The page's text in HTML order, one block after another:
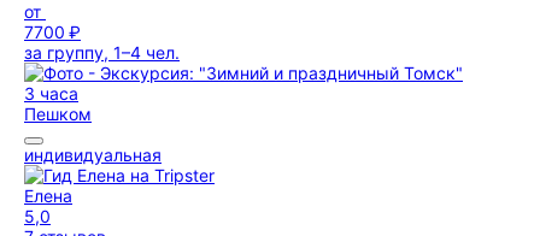
от
7700 ₽
за группу, 1–4 чел.
3 часа
Пешком
индивидуальная
Елена
5,0